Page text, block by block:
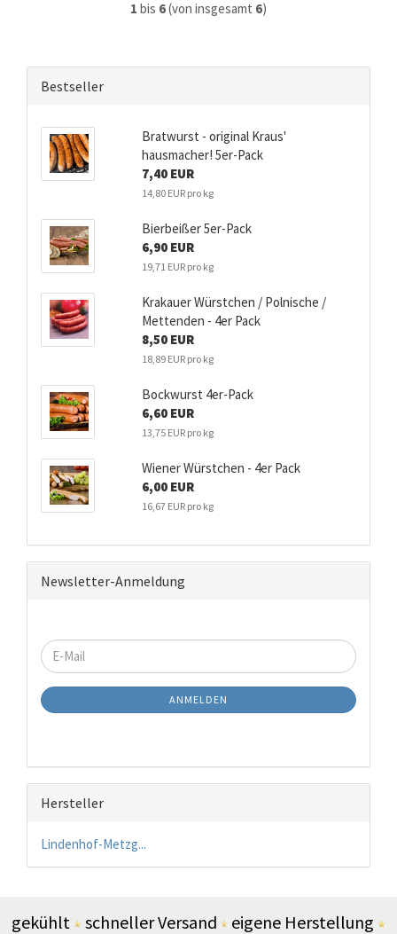
1 bis 6(von insgesamt 6)
Bestseller
Bratwurst - original Kraus'
hausmacher! 5er-Pack
7,40 EUR
14,80 EUR pro kg
Bierbeißer 5er-Pack
6,90 EUR
19,71 EUR pro kg
Krakauer Würstchen / Polnische /
Mettenden - 4er Pack
8,50 EUR
18,89 EUR pro kg
Bockwurst 4er-Pack
6,60 EUR
13,75 EUR pro kg
Wiener Würstchen - 4er Pack
6,00 EUR
16,67 EUR pro kg
Newsletter-Anmeldung
WEITER
ZUR
NEWSLETTER-
ANMELDUNG
E-
Mail
ANMELDEN
Hersteller
Lindenhof-Metzg...
gekühlt schneller Versand
eigene Herstellung